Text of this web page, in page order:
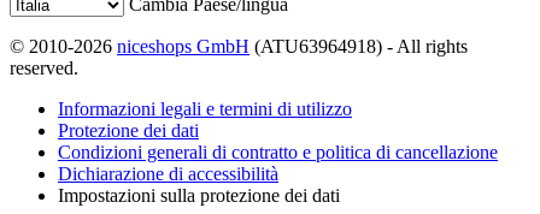
Cambia Paese/lingua
© 2010-2026 niceshops GmbH (ATU63964918) - All rights
reserved.
Informazioni legali e termini di utilizzo
Protezione dei dati
Condizioni generali di contratto e politica di cancellazione
Dichiarazione di accessibilità
Impostazioni sulla protezione dei dati